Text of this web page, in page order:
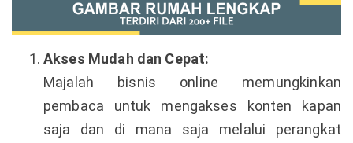
Akses Mudah dan Cepat:
Majalah bisnis online memungkinkan
pembaca untuk mengakses konten kapan
saja dan di mana saja melalui perangkat